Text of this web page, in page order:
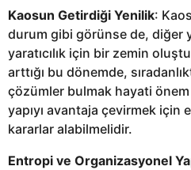
Kaosun Getirdiği Yenilik:
durum gibi görünse de, diğer
yaratıcılık için bir zemin
arttığı bu dönemde,
çözümler bulmak hayati
yapıyı avantaja çevirmek için
kararlar alabilmelidir.
Entropi ve Organizasyonel